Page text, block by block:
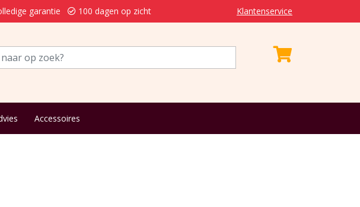
garantie 100 dagen op zicht Klantenservice
Accessoires